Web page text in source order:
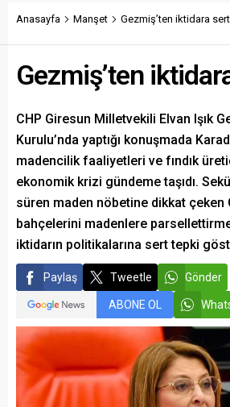
Anasayfa Manşet Gezmiş’ten iktidara sert
Gezmiş’ten
CHP Giresun Milletvekili Elvan Işık
Kurulu’nda yaptığı konuşmada
madencilik faaliyetleri ve fındık
ekonomik krizi gündeme taşıdı.
süren maden nöbetine dikkat çeken
bahçelerini madenlere
iktidarın politikalarına sert tepki
Paylaş Tweetle Gönder
ABONE OL